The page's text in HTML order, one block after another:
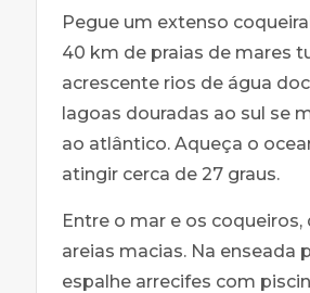
Pegue um extenso
40 km de praias de mares
acrescente rios de água
lagoas douradas ao sul se
ao atlântico. Aqueça o
atingir cerca de 27 graus.
Entre o mar e os coqueiros,
areias macias. Na enseada
espalhe arrecifes com